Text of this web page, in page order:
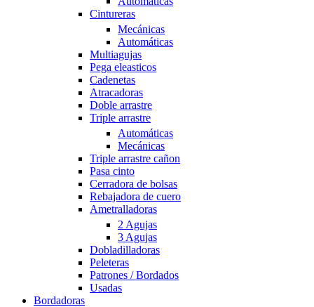
Cintureras
Mecánicas
Automáticas
Multiagujas
Pega eleasticos
Cadenetas
Atracadoras
Doble arrastre
Triple arrastre
Automáticas
Mecánicas
Triple arrastre cañon
Pasa cinto
Cerradora de bolsas
Rebajadora de cuero
Ametralladoras
2 Agujas
3 Agujas
Dobladilladoras
Peleteras
Patrones / Bordados
Usadas
Bordadoras